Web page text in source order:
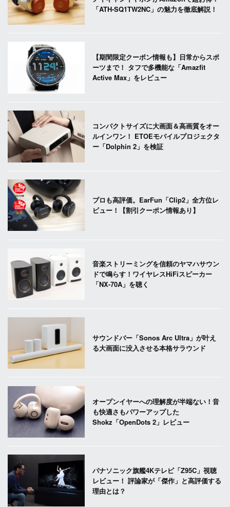
「ATH-SQ1TW2NC」の魅力を徹底解説！
【期間限定クーポン情報も】日常からスポ
ーツまで！ タフで多機能な「Amazfit
Active Max」をレビュー
コンパクトサイズに大画面＆高画質をオー
ルインワン！ ETOEモバイルプロジェクタ
ー「Dolphin 2」を検証
プロも高評価。EarFun「Clip2」全方位レ
ビュー！【割引クーポン情報あり】
音楽ストリーミングを信頼のヤマハサウン
ドで鳴らす！ワイヤレスHiFiスピーカー
「NX-70A」を聴く
サウンドバー「Sonos Arc Ultra」が叶え
る大画面に没入させる本格サラウンド
オープンイヤーへの理解度が半端ない！音
も快適さもパワーアップした
Shokz「OpenDots 2」レビュー
パナソニック旗艦4Kテレビ「Z95C」視聴
レビュー！ 評論家が「傑作」と高評価する
理由とは？